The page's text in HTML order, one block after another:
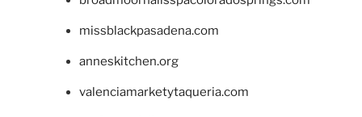
missblackpasadena.com
anneskitchen.org
valenciamarketytaqueria.com